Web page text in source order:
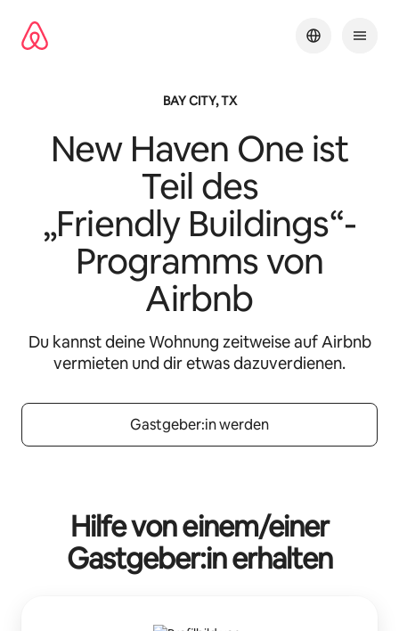
Inhalten
springen
BAY CITY, TX
New Haven One ist
Teil des
„Friendly Buildings“-
Programms von
Airbnb
Du kannst deine Wohnung zeitweise auf Airbnb
vermieten und dir etwas dazuverdienen.
Gastgeber:in werden
Hilfe von einem/einer
Gastgeber:in erhalten